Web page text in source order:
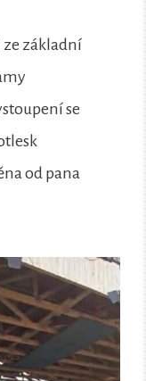
ze základní
se
od pana